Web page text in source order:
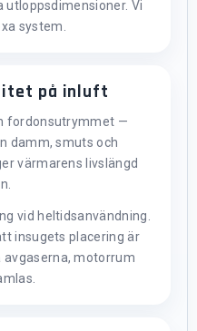
Vi
system.
på inluft
fordonsutrymmet —
damm, smuts och
värmarens livslängd
vid heltidsanvändning.
insugets placering är
avgaserna, motorrum